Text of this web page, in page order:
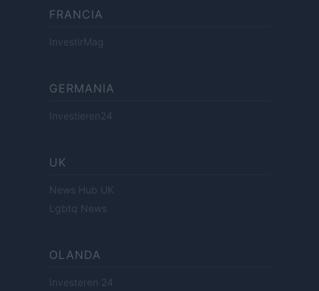
FRANCIA
InvestirMag
GERMANIA
Investieren24
UK
News Hub UK
Lgbtq News
OLANDA
Investeren 24